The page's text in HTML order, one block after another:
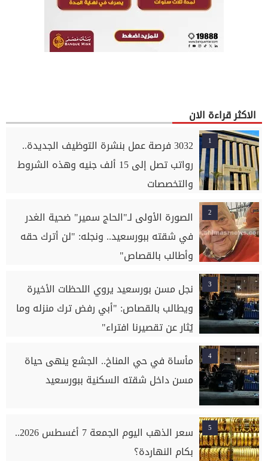
الاكثر قراءة الان
1
3032 فرصة عمل بنشرة التوظيف الجديدة..
رواتب تصل إلى 15 ألف جنيه وهذه الشروط
والتخصصات
2
الصورة الأولى لـ"الحاج سمير" ضحية الغدر
في شقته ببورسعيد.. ونجله: "لن أترك حقه
وأطالب بالقصاص"
3
نجل مسن بورسعيد يروي اللحظات الأخيرة
ويطالب بالقصاص: "أبي رفض ترك منزله وما
يُثار عن تقصيرنا افتراء"
4
مأساة في حي المناخ.. الجشع ينهى حياة
مسن داخل شقته السكنية ببورسعيد
5
سعر الذهب اليوم الجمعة 7 أغسطس 2026..
بكام النهاردة؟